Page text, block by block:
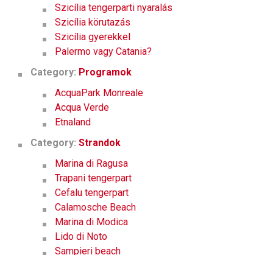
Szicília tengerparti nyaralás
Szicília körutazás
Szicília gyerekkel
Palermo vagy Catania?
Category: Programok
AcquaPark Monreale
Acqua Verde
Etnaland
Category: Strandok
Marina di Ragusa
Trapani tengerpart
Cefalu tengerpart
Calamosche Beach
Marina di Modica
Lido di Noto
Sampieri beach